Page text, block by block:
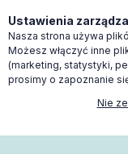
Ustawienia
Nasza strona używa
Możesz włączyć inne
(marketing, statystyki,
prosimy o zapoznanie
Nie